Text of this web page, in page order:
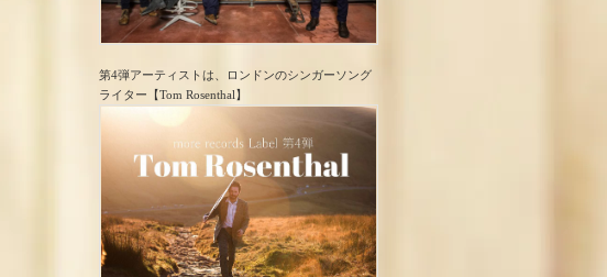
第4弾アーティストは、ロンドンのシンガーソング
ライター【Tom Rosenthal】